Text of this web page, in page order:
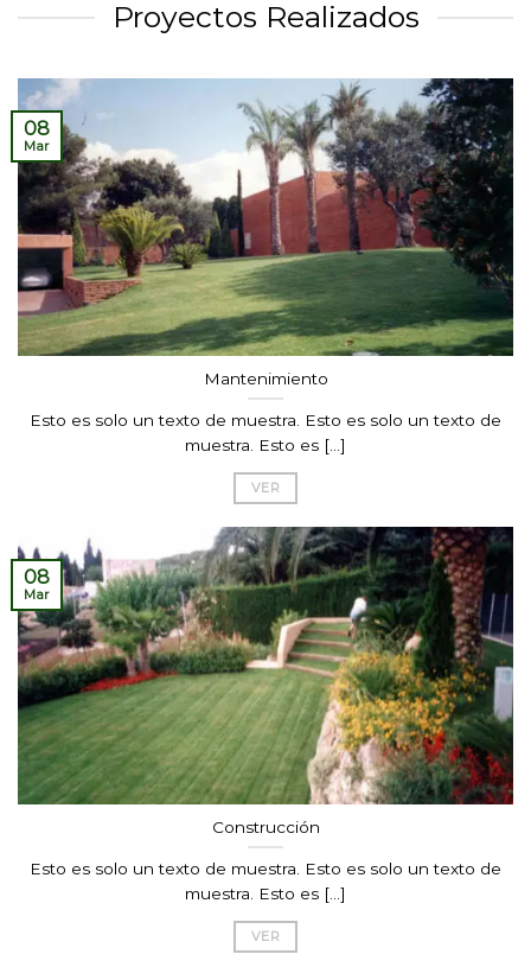
Proyectos Realizados
Mantenimiento
Esto es solo un texto de muestra. Esto es solo un texto de
muestra. Esto es [...]
VER
08
Mar
Construcción
Esto es solo un texto de muestra. Esto es solo un texto de
muestra. Esto es [...]
VER
08
Mar